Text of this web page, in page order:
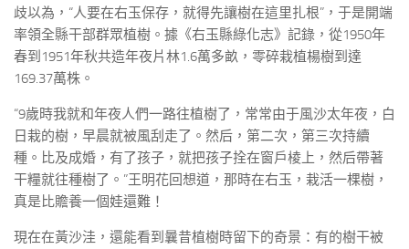
歧以為，“人要在右玉保存，就得先讓樹在這里扎根”，于是開端
率領全縣干部群眾植樹。據《右玉縣綠化志》記錄，從1950年
春到1951年秋共造年夜片林1.6萬多畝，零碎栽植楊樹到達
169.37萬株。
“9歲時我就和年夜人們一路往植樹了，常常由于風沙太年夜，白
日栽的樹，早晨就被風刮走了。然后，第二次，第三次持續
種。比及成婚，有了孩子，就把孩子拴在窗戶棱上，然后帶著
干糧就往種樹了。”王明花回想道，那時在右玉，栽活一棵樹，
真是比贍養一個娃還難！
現在在黃沙洼，還能看到曩昔植樹時留下的奇景：有的樹干被